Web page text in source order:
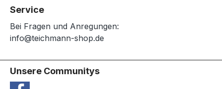
Service
Bei Fragen und Anregungen:
info@teichmann-shop.de
Unsere Communitys